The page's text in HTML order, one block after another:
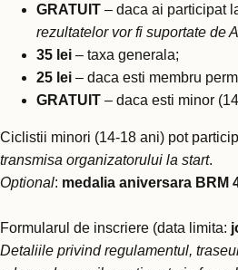
GRATUIT – daca ai participat
rezultatelor vor fi suportate de
35 lei – taxa generala;
25 lei – daca esti membru
GRATUIT – daca esti minor
Ciclistii minori (14-18 ani) pot
transmisa organizatorului la start.
Optional: medalia aniversara BRM
Formularul de inscriere (data limita:
Detaliile privind regulamentul,